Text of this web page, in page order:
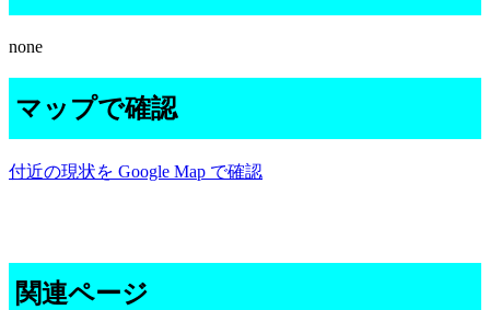
none
マップで確認
付近の現状を Google Map で確認
関連ページ